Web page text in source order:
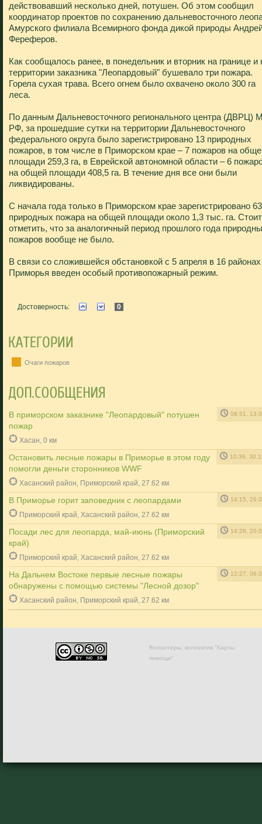
действовавший несколько дней, потушен. Об этом сообщил
координатор проектов по сохранению дальневосточного
Амурского филиала Всемирного фонда дикой природы
Фереферов.
Как сообщалось ранее, в понедельник и вторник на границе и
территории заказника "Леопардовый" бушевало три пожара.
Горела сухая трава. Всего огнем было охвачено около 300 га
леса.
По данным Дальневосточного регионального центра (ДВРЦ)
РФ, за прошедшие сутки на территории Дальневосточного
федерального округа было зарегистрировано 13 природных
пожаров, в том числе в Приморском крае – 7 пожаров на
площади 259,3 га, в Еврейской автономной области – 6
на общей площади 408,5 га. В течение дня все они были
ликвидированы.
С начала года только в Приморском крае зарегистрировано 63
природных пожара на общей площади около 1,3 тыс. га. Стоит
отметить, что за аналогичный период прошлого года
пожаров вообще не было.
В связи со сложившейся обстановкой с 5 апреля в 16 районах
Приморья введен особый противопожарный режим.
Достоверность: 0
Очаги пожаров
В приморском заказнике "Леопардовый" потушен
пожар
08:51,
Хасан, 0 км
Остановить лесные пожары в Приморье в этом году
помогли деньги сторонников WWF
10:39,
Хасанский район, Приморский край, 27.62 км
В Приморье горит заповедник с леопардами 14:15,
Приморский край, Хасанский район, 27.62 км
Посади лес для леопарда, май-июнь (Приморский
край)
14:28,
Приморский край, Хасанский район, 27.62 км
На Дальнем Востоке первые лесные пожары
обнаружены с помощью системы "Лесной дозор"
12:27,
Хасанский район, Приморский край, 27.62 км
Волонтеры, коллектив "Карты
помощи"